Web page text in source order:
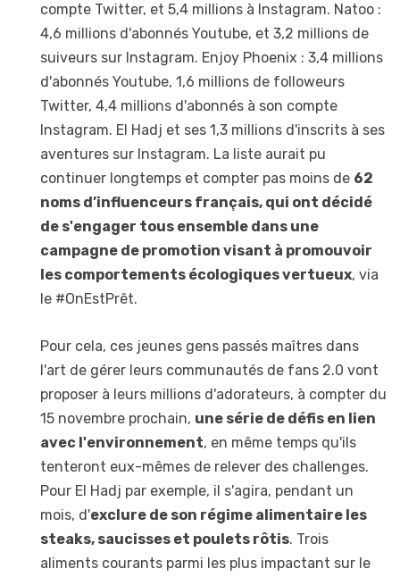
compte Twitter, et 5,4 millions à Instagram. Natoo :
4,6 millions d'abonnés Youtube, et 3,2 millions de
suiveurs sur Instagram. Enjoy Phoenix : 3,4 millions
d'abonnés Youtube, 1,6 millions de followeurs
Twitter, 4,4 millions d'abonnés à son compte
Instagram. El Hadj et ses 1,3 millions d'inscrits à ses
aventures sur Instagram. La liste aurait pu
continuer longtemps et compter pas moins de 62
noms d’influenceurs français, qui ont décidé
de s'engager tous ensemble dans une
campagne de promotion visant à promouvoir
les comportements écologiques vertueux, via
le #OnEstPrêt.
Pour cela, ces jeunes gens passés maîtres dans
l'art de gérer leurs communautés de fans 2.0 vont
proposer à leurs millions d'adorateurs, à compter du
15 novembre prochain, une série de défis en lien
avec l'environnement, en même temps qu'ils
tenteront eux-mêmes de relever des challenges.
Pour El Hadj par exemple, il s'agira, pendant un
mois, d'exclure de son régime alimentaire les
steaks, saucisses et poulets rôtis. Trois
aliments courants parmi les plus impactant sur le